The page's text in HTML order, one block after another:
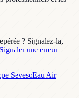
? Signalez-la,
Signaler une erreur
SevesoEau Air